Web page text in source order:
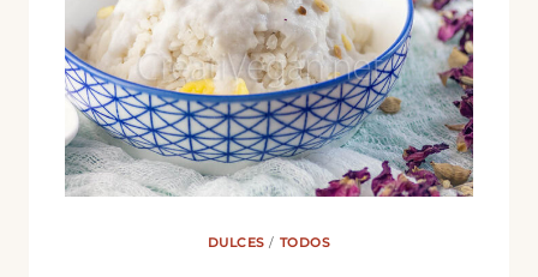
DULCES / TODOS